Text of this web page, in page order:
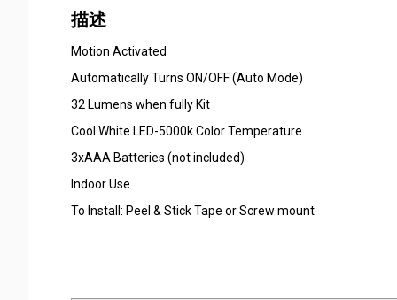
描述
Motion Activated
Automatically Turns ON/OFF (Auto Mode)
32 Lumens when fully Kit
Cool White LED-5000k Color Temperature
3xAAA Batteries (not included)
Indoor Use
To Install: Peel & Stick Tape or Screw mount